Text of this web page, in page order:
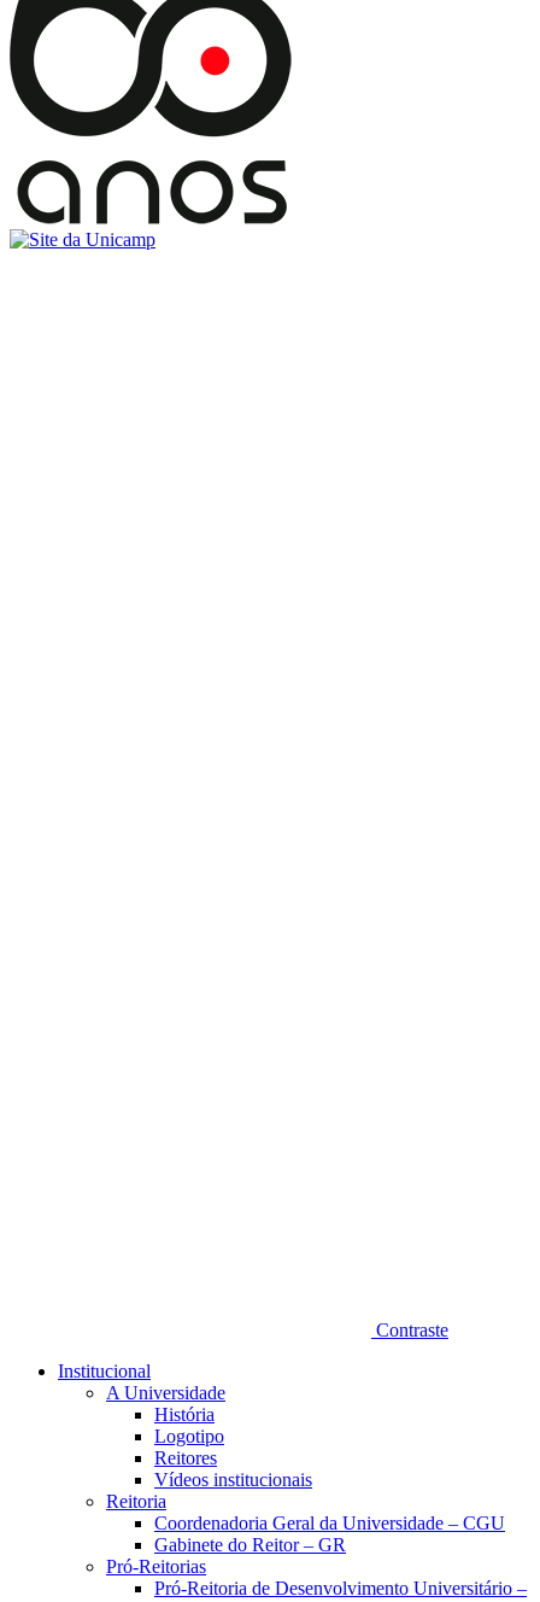
Contraste
Institucional
A Universidade
História
Logotipo
Reitores
Vídeos institucionais
Reitoria
Coordenadoria Geral da Universidade – CGU
Gabinete do Reitor – GR
Pró-Reitorias
Pró-Reitoria de Desenvolvimento Universitário –